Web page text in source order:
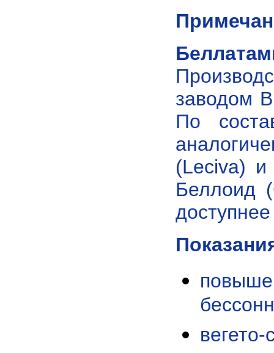
заводом
По
(Leciva) и
Беллоид